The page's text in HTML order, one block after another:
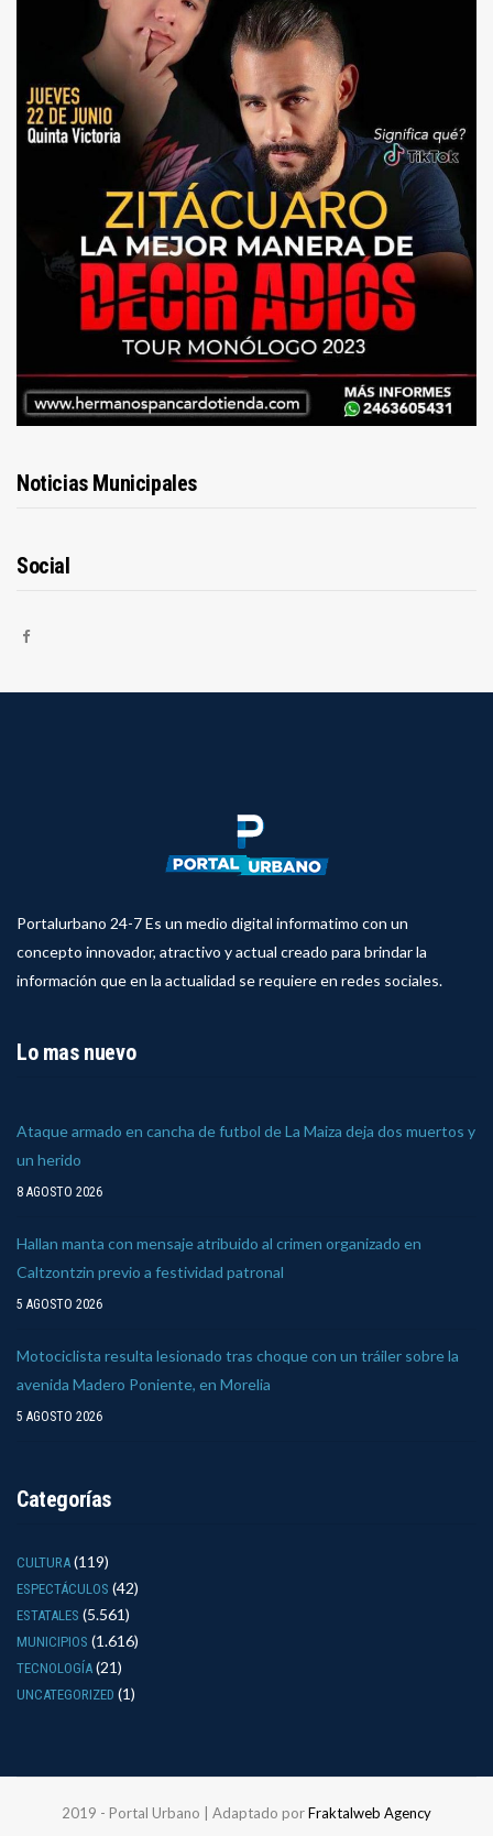
Noticias Municipales
Social
Portalurbano 24-7 Es un medio digital informatimo con un
concepto innovador, atractivo y actual creado para brindar la
información que en la actualidad se requiere en redes sociales.
Lo mas nuevo
Ataque armado en cancha de futbol de La Maiza deja dos muertos y
un herido
8 AGOSTO 2026
Hallan manta con mensaje atribuido al crimen organizado en
Caltzontzin previo a festividad patronal
5 AGOSTO 2026
Motociclista resulta lesionado tras choque con un tráiler sobre la
avenida Madero Poniente, en Morelia
5 AGOSTO 2026
Categorías
CULTURA (119)
ESPECTÁCULOS (42)
ESTATALES (5.561)
MUNICIPIOS (1.616)
TECNOLOGÍA (21)
UNCATEGORIZED (1)
2019 - Portal Urbano | Adaptado porFraktalweb Agency